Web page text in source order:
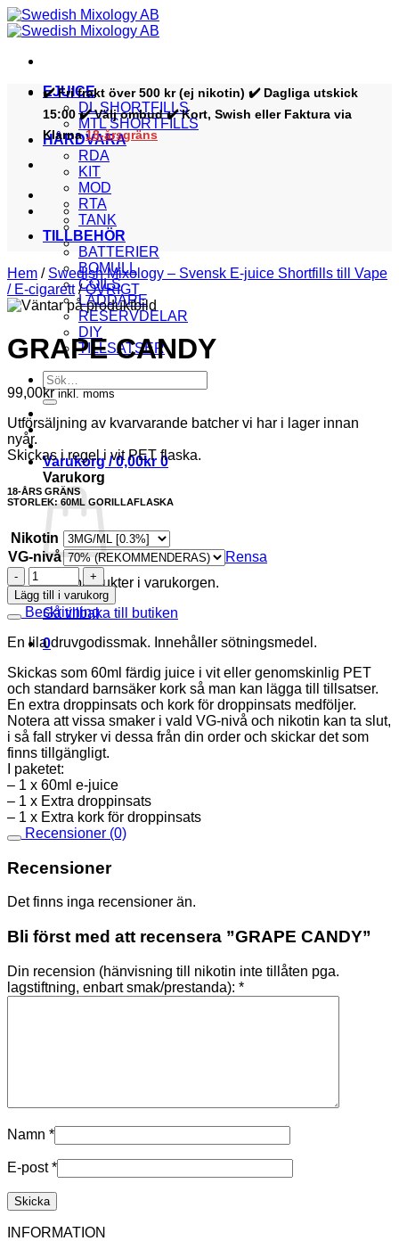
Skip
to
EJUICE
DL SHORTFILLS
MTL SHORTFILLS
HÅRDVARA
RDA
KIT
MOD
RTA
TANK
TILLBEHÖR
BATTERIER
BOMULL
COILS
LADDARE
RESERVDELAR
DIY
TILLSATSER
Sök
efter:
Varukorg /0,00kr 0
Varukorg
Inga produkter i varukorgen.
Gå tillbaka till butiken
0
✔️ Fri frakt över 500 kr (ej nikotin) ✔️ Dagliga utskick
15:00 ✔️ Välj ombud ✔️ Kort, Swish eller Faktura via
Klarna18-årsgräns
Hem / Swedish Mixology – Svensk E-juice Shortfills till Vape
/ E-cigarett / ÖVRIGT
GRAPE CANDY
99,00kr inkl. moms
Utförsäljning av kvarvarande batcher vi har i lager innan
nyår.
Skickas i regel i vit PET flaska.
18-ÅRS GRÄNS
STORLEK: 60ML GORILLAFLASKA
Nikotin
VG-nivå
Rensa
GRAPE
CANDY
mängd
Lägg till i varukorg
Beskrivning
En lila druvgodissmak. Innehåller sötningsmedel.
Skickas som 60ml färdig juice i vit eller genomskinlig PET
och standard barnsäker kork så man kan lägga till tillsatser.
En extra droppinsats och kork för droppinsats medföljer.
Notera att vissa smaker i vald VG-nivå och nikotin kan ta slut,
i så fall stryker vi dessa från din order och skickar det som
finns tillgängligt.
I paketet:
– 1 x 60ml e-juice
– 1 x Extra droppinsats
– 1 x Extra kork för droppinsats
Recensioner (0)
Recensioner
Det finns inga recensioner än.
Bli först med att recensera ”GRAPE CANDY”
Din recension (hänvisning till nikotin inte tillåten pga.
lagstiftning, enbart smak/prestanda): *
Namn *
E-post*
INFORMATION